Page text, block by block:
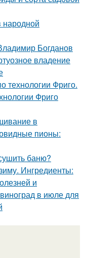
народной
Богданов
владение
технологии Фриго.
Фриго
в
пионы:
баню?
Ингредиенты:
и
в июле для